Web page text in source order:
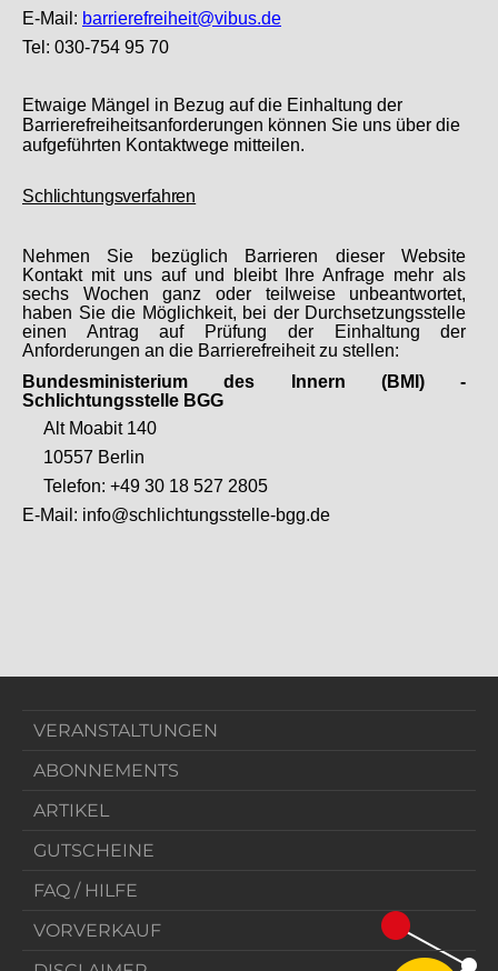
VERANSTALTUNGEN
ABONNEMENTS
ARTIKEL
GUTSCHEINE
FAQ / HILFE
VORVERKAUF